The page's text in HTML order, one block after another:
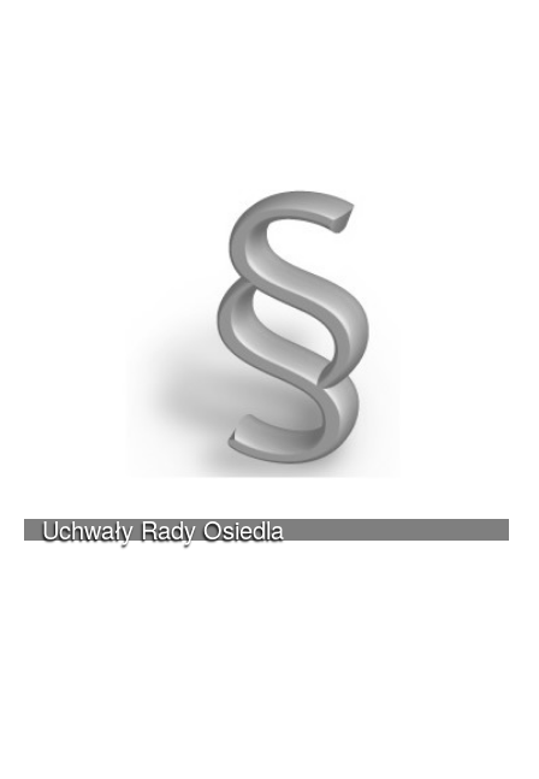
Uchwały Rady Osiedla